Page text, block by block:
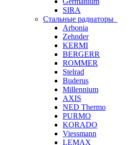
SIRA
Стальные радиаторы
Arbonia
Zehnder
KERMI
BERGERR
ROMMER
Stelrad
Buderus
Millennium
AXIS
NED Thermo
PURMO
KORADO
Viessmann
LEMAX